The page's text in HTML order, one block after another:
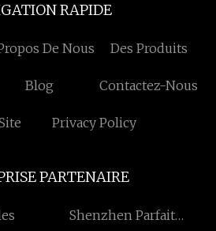
RAPIDE
De Nous Des Produits
Blog Contactez-Nous
Privacy Policy
PARTENAIRE
Shenzhen Parfait